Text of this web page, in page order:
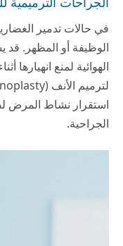
في حالات تدمير
الوظيفة أو المظهر.
الهوائية لمنع انهيارها
استقرار نشاط المرض
الجراحية.